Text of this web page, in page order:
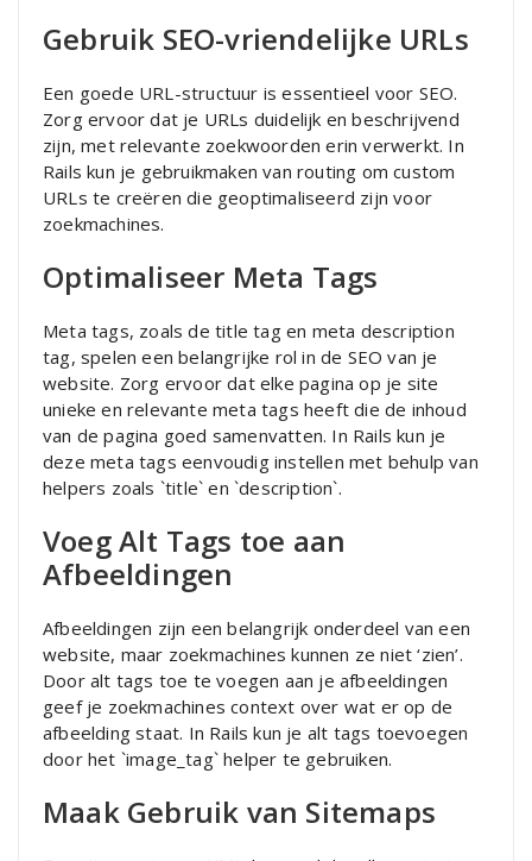
Gebruik SEO-vriendelijke URLs
Een goede URL-structuur is essentieel voor SEO.
Zorg ervoor dat je URLs duidelijk en beschrijvend
zijn, met relevante zoekwoorden erin verwerkt. In
Rails kun je gebruikmaken van routing om custom
URLs te creëren die geoptimaliseerd zijn voor
zoekmachines.
Optimaliseer Meta Tags
Meta tags, zoals de title tag en meta description
tag, spelen een belangrijke rol in de SEO van je
website. Zorg ervoor dat elke pagina op je site
unieke en relevante meta tags heeft die de inhoud
van de pagina goed samenvatten. In Rails kun je
deze meta tags eenvoudig instellen met behulp van
helpers zoals `title` en `description`.
Voeg Alt Tags toe aan
Afbeeldingen
Afbeeldingen zijn een belangrijk onderdeel van een
website, maar zoekmachines kunnen ze niet ‘zien’.
Door alt tags toe te voegen aan je afbeeldingen
geef je zoekmachines context over wat er op de
afbeelding staat. In Rails kun je alt tags toevoegen
door het `image_tag` helper te gebruiken.
Maak Gebruik van Sitemaps